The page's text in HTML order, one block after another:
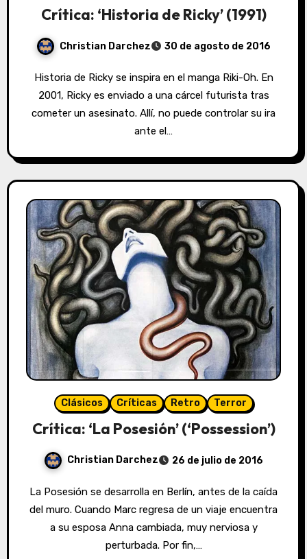
Crítica: ‘Historia de Ricky’ (1991)
Christian Darchez 30 de agosto de 2016
Historia de Ricky se inspira en el manga Riki-Oh. En
2001, Ricky es enviado a una cárcel futurista tras
cometer un asesinato. Allí, no puede controlar su ira
ante el…
Clásicos Críticas Retro Terror
Crítica: ‘La Posesión’ (‘Possession’)
Christian Darchez 26 de julio de 2016
La Posesión se desarrolla en Berlín, antes de la caída
del muro. Cuando Marc regresa de un viaje encuentra
a su esposa Anna cambiada, muy nerviosa y
perturbada. Por fin,…